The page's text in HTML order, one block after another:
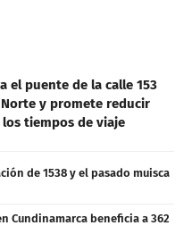
el puente de la calle 153
y promete reducir
los tiempos de viaje
de 1538 y el pasado muisca
Cundinamarca beneficia a 362